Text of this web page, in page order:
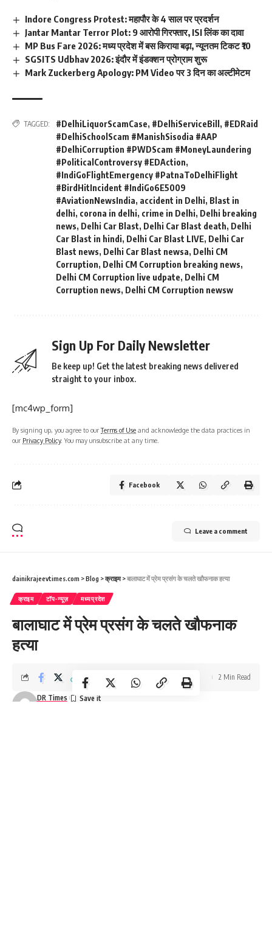
Indore Congress Protest: महापौर के 4 साल पर प्रदर्शन
Jantar Mantar Terror Plot: 9 आरोपी गिरफ्तार, ISI लिंक का दावा
MP Bus Fare 2026: मध्य प्रदेश में बस किराया बढ़ा, न्यूनतम टिकट ₹10
SGSITS Udbhav 2026: इंदौर में इंडक्शन प्रोग्राम शुरू
Mark Zuckerberg Apology: PM Video पर 3 दिन का अल्टीमेटम
TAGGED: #DelhiLiquorScamCase, #DelhiServiceBill , #EDRaid
#DelhiSchoolScam #ManishSisodia #AAP
#DelhiCorruption #PWDScam #MoneyLaundering
#PoliticalControversy #EDAction,
#IndiGoFlightEmergency #PatnaToDelhiFlight
#BirdHitIncident #IndiGo6E5009
#AviationNewsIndia, accident in Delhi, Blast in
delhi, corona in delhi, crime in Delhi, Delhi breaking
news, Delhi Car Blast, Delhi Car Blast death, Delhi
Car Blast in hindi, Delhi Car Blast LIVE, Delhi Car
Blast news, Delhi Car Blast newsa, Delhi CM
Corruption, Delhi CM Corruption breaking news,
Delhi CM Corruption live udpate, Delhi CM
Corruption news, Delhi CM Corruption newsw
Sign Up For Daily Newsletter
Be keep up! Get the latest breaking news delivered
straight to your inbox.
[mc4wp_form]
By signing up, you agree to ourTerms of Use and acknowledge the data practices in
our Privacy Policy. You may unsubscribe at any time.
Facebook
Leave a comment
dainikrajeevtimes.com >Blog >क्राइम>बालाघाट में प्रेम प्रसंग के चलते खौफनाक हत्या
क्राइम टॉप-न्यूज़ मध्यप्रदेश
बालाघाट में प्रेम प्रसंग के चलते खौफनाक
हत्या
DR Times
2 Min Read